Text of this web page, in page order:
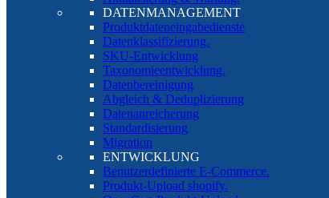
DATENMANAGEMENT
Produktdateneingabedienste
Datenklassifizierung.
SKU-Entwicklung
Taxonomieentwicklung.
Datenbereinigung
Abgleich & Deduplizierung
Datenanreicherung
Standardisierung
Migration
ENTWICKLUNG
Benutzerdefinierte E-Commerce.
Produkt-Upload shopify.